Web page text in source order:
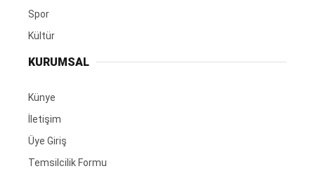
Spor
Kültür
KURUMSAL
Künye
İletişim
Üye Giriş
Temsilcilik Formu